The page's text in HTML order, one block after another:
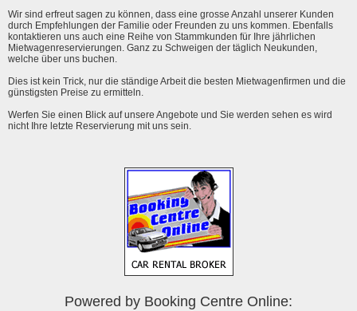
Wir sind erfreut sagen zu können, dass eine grosse Anzahl unserer Kunden
durch Empfehlungen der Familie oder Freunden zu uns kommen. Ebenfalls
kontaktieren uns auch eine Reihe von Stammkunden für Ihre jährlichen
Mietwagenreservierungen. Ganz zu Schweigen der täglich Neukunden,
welche über uns buchen.
Dies ist kein Trick, nur die ständige Arbeit die besten Mietwagenfirmen und die
günstigsten Preise zu ermitteln.
Werfen Sie einen Blick auf unsere Angebote und Sie werden sehen es wird
nicht Ihre letzte Reservierung mit uns sein.
Powered by Booking Centre Online: